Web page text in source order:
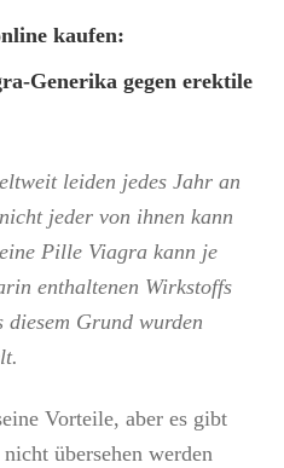
kaufen:
Generika gegen erektile
leiden jedes Jahr an
jeder von ihnen kann
Pille Viagra kann je
enthaltenen Wirkstoffs
diesem Grund wurden
Vorteile, aber es gibt
übersehen werden